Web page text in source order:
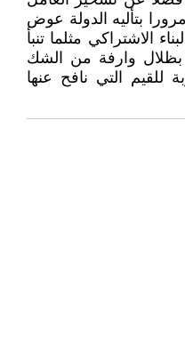
بتأليه الدولة عوض
الاشتراكي مثلما تنبأ
وارفة من الشك
التي نافح عنها